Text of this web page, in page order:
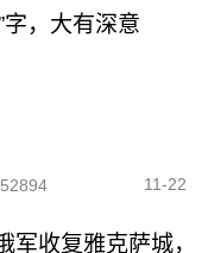
字，大有深意
52894 11-22
军收复雅克萨城，